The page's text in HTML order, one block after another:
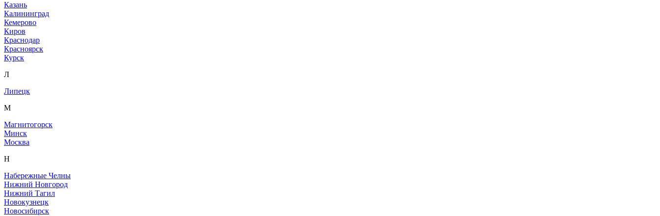
Казань
Калининград
Кемерово
Киров
Краснодар
Красноярск
Курск
Л
Липецк
М
Магнитогорск
Минск
Москва
Н
Набережные Челны
Нижний Новгород
Нижний Тагил
Новокузнецк
Новосибирск